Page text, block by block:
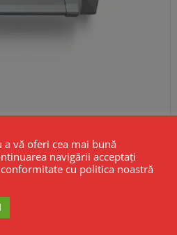
vă oferi cea mai bună
navigării acceptați
cu politica noastră